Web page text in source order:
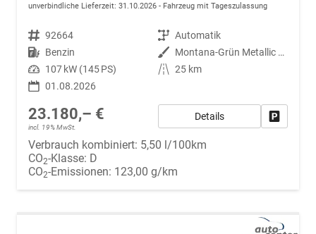
unverbindliche Lieferzeit: 31.10.2026 Fahrzeug mit Tageszulassung
Fahrzeugnr. 92664 Getriebe Automatik
Kraftstoff Benzin Außenfarbe
Montana-Grün Metallic mit weißem Dach
Leistung 107 kW (145 PS) Kilometerstand 25 km
01.08.2026
23.180,– €
incl. 19% MwSt.
Details
Verbrauch kombiniert: 5,50 l/100km
CO2-Klasse: D
CO2-Emissionen: 123,00 g/km